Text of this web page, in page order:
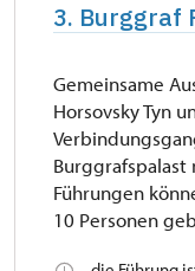
3. Burggraf
Gemeinsame
Horsovsky Tyn
Führungen
10 Personen